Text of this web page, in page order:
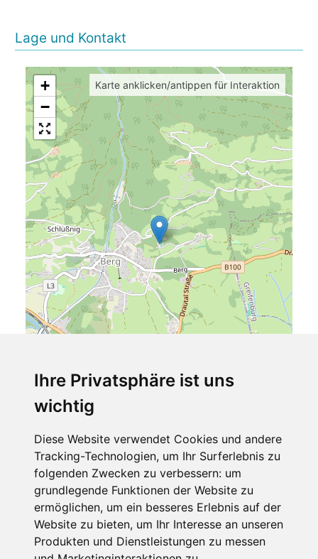
Ihre Privatsphäre ist uns
wichtig
Diese Website verwendet Cookies und andere
Tracking-Technologien, um Ihr Surferlebnis zu
folgenden Zwecken zu verbessern: um
grundlegende Funktionen der Website zu
ermöglichen, um ein besseres Erlebnis auf der
Website zu bieten, um Ihr Interesse an unseren
Produkten und Dienstleistungen zu messen
Lage und Kontakt
+
−
Karte anklicken/antippen für Interaktion
Glocknerhaus
Berg 221
9771 Berg im Drautal
Kärnten
Österreich
Telefon